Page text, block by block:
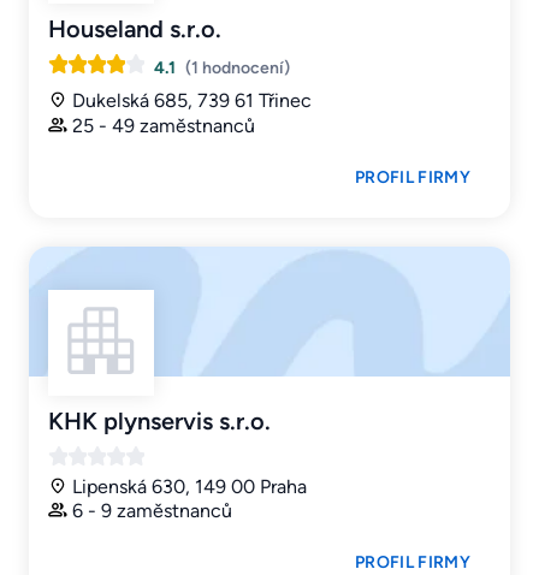
Houseland s.r.o.
4.1 (1 hodnocení)
Dukelská 685, 739 61 Třinec
25 - 49 zaměstnanců
PROFIL FIRMY
KHK plynservis s.r.o.
Lipenská 630, 149 00 Praha
6 - 9 zaměstnanců
PROFIL FIRMY